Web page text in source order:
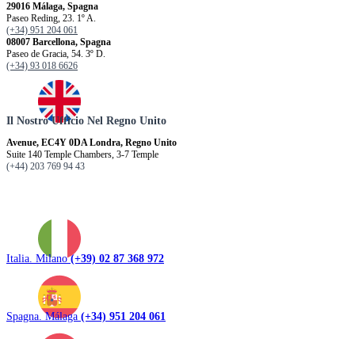
29016 Málaga, Spagna
Paseo Reding, 23. 1º A.
(+34) 951 204 061
08007 Barcellona, ​​Spagna
Paseo de Gracia, 54. 3º D.
(+34) 93 018 6626
Il Nostro Ufficio Nel Regno Unito
Avenue, EC4Y 0DA Londra, Regno Unito
Suite 140 Temple Chambers, 3-7 Temple
(+44) 203 769 94 43
Italia. Milano(+39) 02 87 368 972
Spagna. Málaga (+34) 951 204 061